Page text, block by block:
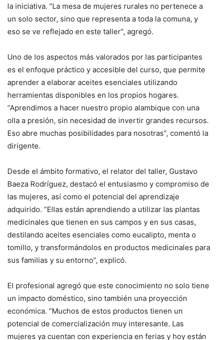
la iniciativa. “La mesa de mujeres rurales no pertenece a
un solo sector, sino que representa a toda la comuna, y
eso se ve reflejado en este taller”, agregó.
Uno de los aspectos más valorados por las participantes
es el enfoque práctico y accesible del curso, que permite
aprender a elaborar aceites esenciales utilizando
herramientas disponibles en los propios hogares.
“Aprendimos a hacer nuestro propio alambique con una
olla a presión, sin necesidad de invertir grandes recursos.
Eso abre muchas posibilidades para nosotras”, comentó la
dirigente.
Desde el ámbito formativo, el relator del taller, Gustavo
Baeza Rodríguez, destacó el entusiasmo y compromiso de
las mujeres, así como el potencial del aprendizaje
adquirido. “Ellas están aprendiendo a utilizar las plantas
medicinales que tienen en sus campos y en sus casas,
destilando aceites esenciales como eucalipto, menta o
tomillo, y transformándolos en productos medicinales para
sus familias y su entorno”, explicó.
El profesional agregó que este conocimiento no solo tiene
un impacto doméstico, sino también una proyección
económica. “Muchos de estos productos tienen un
potencial de comercialización muy interesante. Las
mujeres ya cuentan con experiencia en ferias y hoy están